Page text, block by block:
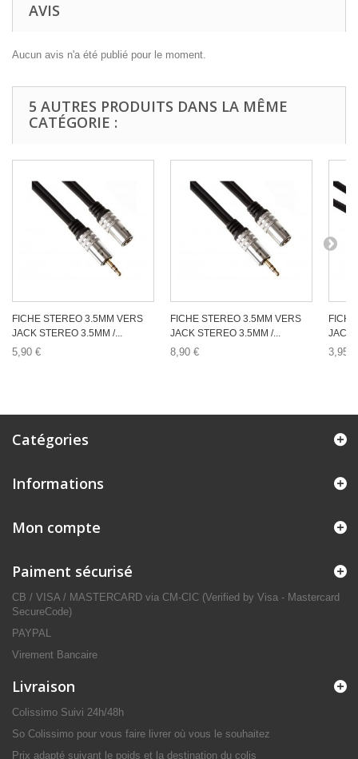
AVIS
Aucun avis n'a été publié pour le moment.
5 AUTRES PRODUITS DANS LA MÊME
CATÉGORIE :
FICHE STEREO 3.5MM VERS
JACK STEREO 3.5MM /...
5,90 €
FICHE STEREO 3.5MM VERS
JACK STEREO 3.5MM /...
8,90 €
JACK
3,95 €
Catégories
Informations
Mon compte
Paiment sécurisé
CB / VISA / MASTERCARD via CM-CIC (Verified by Visa - Mastercard
SecureCode)
PAYPAL
Virement Bancaire
Livraison
Colissimo Suivi 24h/48h
So Colissimo pour vous faire livrer où vous le souhaitez
Prix adapté suivant le poids et la destination du colis